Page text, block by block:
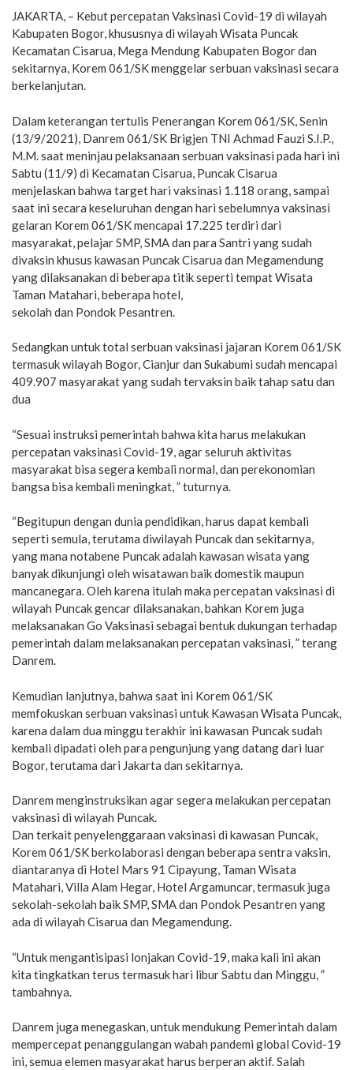
JAKARTA, – Kebut percepatan Vaksinasi Covid-19 di wilayah
Kabupaten Bogor, khususnya di wilayah Wisata Puncak
Kecamatan Cisarua, Mega Mendung Kabupaten Bogor dan
sekitarnya, Korem 061/SK menggelar serbuan vaksinasi secara
berkelanjutan.
Dalam keterangan tertulis Penerangan Korem 061/SK, Senin
(13/9/2021), Danrem 061/SK Brigjen TNI Achmad Fauzi S.I.P.,
M.M. saat meninjau pelaksanaan serbuan vaksinasi pada hari ini
Sabtu (11/9) di Kecamatan Cisarua, Puncak Cisarua
menjelaskan bahwa target hari vaksinasi 1.118 orang, sampai
saat ini secara keseluruhan dengan hari sebelumnya vaksinasi
gelaran Korem 061/SK mencapai 17.225 terdiri dari
masyarakat, pelajar SMP, SMA dan para Santri yang sudah
divaksin khusus kawasan Puncak Cisarua dan Megamendung
yang dilaksanakan di beberapa titik seperti tempat Wisata
Taman Matahari, beberapa hotel,
sekolah dan Pondok Pesantren.
Sedangkan untuk total serbuan vaksinasi jajaran Korem 061/SK
termasuk wilayah Bogor, Cianjur dan Sukabumi sudah mencapai
409.907 masyarakat yang sudah tervaksin baik tahap satu dan
dua
“Sesuai instruksi pemerintah bahwa kita harus melakukan
percepatan vaksinasi Covid-19, agar seluruh aktivitas
masyarakat bisa segera kembali normal, dan perekonomian
bangsa bisa kembali meningkat, ” tuturnya.
“Begitupun dengan dunia pendidikan, harus dapat kembali
seperti semula, terutama diwilayah Puncak dan sekitarnya,
yang mana notabene Puncak adalah kawasan wisata yang
banyak dikunjungi oleh wisatawan baik domestik maupun
mancanegara. Oleh karena itulah maka percepatan vaksinasi di
wilayah Puncak gencar dilaksanakan, bahkan Korem juga
melaksanakan Go Vaksinasi sebagai bentuk dukungan terhadap
pemerintah dalam melaksanakan percepatan vaksinasi, ” terang
Danrem.
Kemudian lanjutnya, bahwa saat ini Korem 061/SK
memfokuskan serbuan vaksinasi untuk Kawasan Wisata Puncak,
karena dalam dua minggu terakhir ini kawasan Puncak sudah
kembali dipadati oleh para pengunjung yang datang dari luar
Bogor, terutama dari Jakarta dan sekitarnya.
Danrem menginstruksikan agar segera melakukan percepatan
vaksinasi di wilayah Puncak.
Dan terkait penyelenggaraan vaksinasi di kawasan Puncak,
Korem 061/SK berkolaborasi dengan beberapa sentra vaksin,
diantaranya di Hotel Mars 91 Cipayung, Taman Wisata
Matahari, Villa Alam Hegar, Hotel Argamuncar, termasuk juga
sekolah-sekolah baik SMP, SMA dan Pondok Pesantren yang
ada di wilayah Cisarua dan Megamendung.
“Untuk mengantisipasi lonjakan Covid-19, maka kali ini akan
kita tingkatkan terus termasuk hari libur Sabtu dan Minggu, ”
tambahnya.
Danrem juga menegaskan, untuk mendukung Pemerintah dalam
mempercepat penanggulangan wabah pandemi global Covid-19
ini, semua elemen masyarakat harus berperan aktif. Salah